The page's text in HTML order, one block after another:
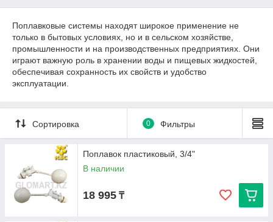
Поплавковые системы находят широкое применение не
только в бытовых условиях, но и в сельском хозяйстве,
промышленности и на производственных предприятиях. Они
играют важную роль в хранении воды и пищевых жидкостей,
обеспечивая сохранность их свойств и удобство
эксплуатации.
Сортировка 0 Фильтры
Поплавок пластиковый, 3/4"
В наличии
18 995 ₸